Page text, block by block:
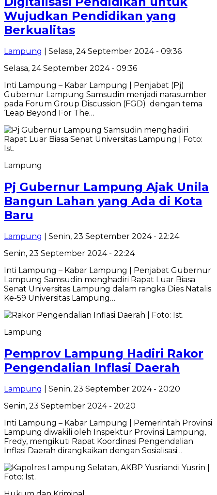
Wujudkan Pendidikan yang
Berkualitas
Lampung
| Selasa, 24 September 2024 - 09:36
Selasa, 24 September 2024 - 09:36
Inti Lampung – Kabar Lampung | Penjabat (Pj)
Gubernur Lampung Samsudin menjadi narasumber
pada Forum Group Discussion (FGD) dengan tema
‘Leap Beyond For The…
Lampung
Pj Gubernur Lampung Ajak Unila
Bangun Lahan yang Ada di Kota
Baru
Lampung
| Senin, 23 September 2024 - 22:24
Senin, 23 September 2024 - 22:24
Inti Lampung – Kabar Lampung | Penjabat Gubernur
Lampung Samsudin menghadiri Rapat Luar Biasa
Senat Universitas Lampung dalam rangka Dies Natalis
Ke-59 Universitas Lampung…
Lampung
Pemprov Lampung Hadiri Rakor
Pengendalian Inflasi Daerah
Lampung
| Senin, 23 September 2024 - 20:20
Senin, 23 September 2024 - 20:20
Inti Lampung – Kabar Lampung | Pemerintah Provinsi
Lampung diwakili oleh Inspektur Provinsi Lampung,
Fredy, mengikuti Rapat Koordinasi Pengendalian
Inflasi Daerah dirangkaikan dengan Sosialisasi…